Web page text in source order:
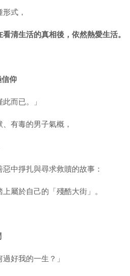
式，
看清生活的真相後，依然熱愛生活。
信仰
而已。」
有毒的男子氣概，
中掙扎與尋求救贖的故事：
屬於自己的「殘酷大街」。
好我的一生？」